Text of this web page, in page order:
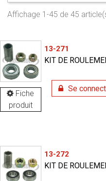
Affichage 1-45 de 45
Fiche
produit
13-271
KIT DE
Se
13-272
KIT DE